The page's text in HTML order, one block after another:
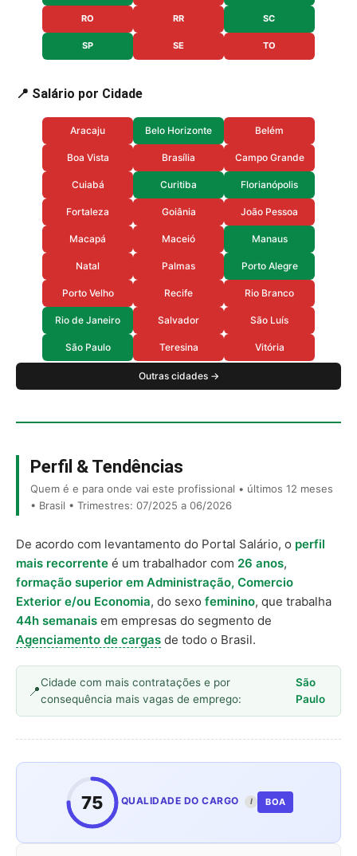
RO RR SC
SP SE TO
📍 Salário por Cidade
Aracaju Belo Horizonte Belém
Boa Vista Brasília Campo Grande
Cuiabá Curitiba Florianópolis
Fortaleza Goiânia João Pessoa
Macapá Maceió Manaus
Natal Palmas Porto Alegre
Porto Velho Recife Rio Branco
Rio de Janeiro Salvador São Luís
São Paulo Teresina Vitória
Outras cidades →
Perfil & Tendências
Quem é e para onde vai este profissional • últimos 12 meses
• Brasil • Trimestres: 07/2025 a 06/2026
De acordo com levantamento do Portal Salário, o perfil
mais recorrente é um trabalhador com 26 anos,
formação superior em Administração, Comercio
Exterior e/ou Economia, do sexo feminino, que trabalha
44h semanais em empresas do segmento de
Agenciamento de cargas de todo o Brasil.
Cidade com mais contratações e por
consequência mais vagas de emprego:
São
Paulo
75 QUALIDADE DO CARGO I BOA